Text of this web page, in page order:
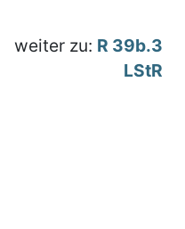
weiter zu: R 39b.3
LStR